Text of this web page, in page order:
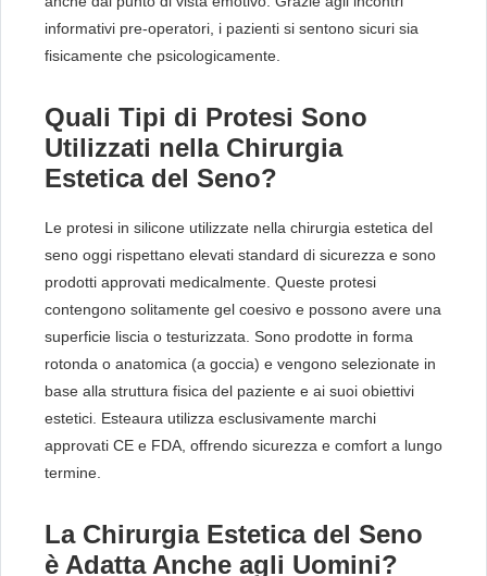
informativi pre-operatori, i pazienti si sentono sicuri sia
fisicamente che psicologicamente.
Quali Tipi di Protesi Sono
Utilizzati nella Chirurgia
Estetica del Seno?
Le protesi in silicone utilizzate nella chirurgia estetica del
seno oggi rispettano elevati standard di sicurezza e sono
prodotti approvati medicalmente. Queste protesi
contengono solitamente gel coesivo e possono avere una
superficie liscia o testurizzata. Sono prodotte in forma
rotonda o anatomica (a goccia) e vengono selezionate in
base alla struttura fisica del paziente e ai suoi obiettivi
estetici. Esteaura utilizza esclusivamente marchi
approvati CE e FDA, offrendo sicurezza e comfort a lungo
termine.
La Chirurgia Estetica del Seno
è Adatta Anche agli Uomini?